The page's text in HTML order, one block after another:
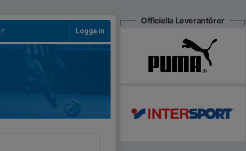
Logga in
Officiella Leverantörer